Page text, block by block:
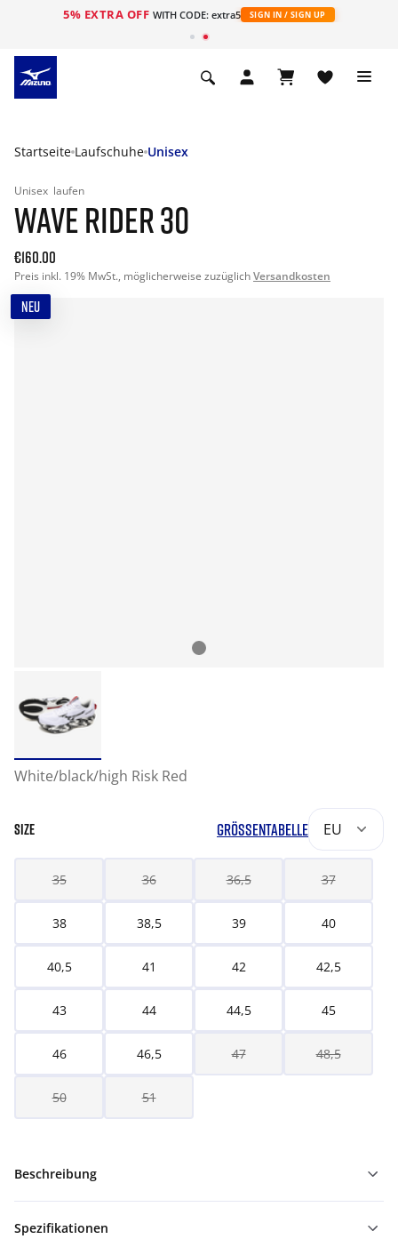
5% EXTRA OFF WITH CODE: extra5 SIGN IN / SIGN UP
Startseite Laufschuhe Unisex
Unisex laufen
WAVE RIDER 30
€160.00
Preis inkl. 19% MwSt., möglicherweise zuzüglichVersandkosten
NEU
White/black/high Risk Red
SIZE GRÖSSENTABELLE EU
35 36 36,5 37
38 38,5 39 40
40,5 41 42 42,5
43 44 44,5 45
46 46,5 47 48,5
50 51
Beschreibung
Spezifikationen